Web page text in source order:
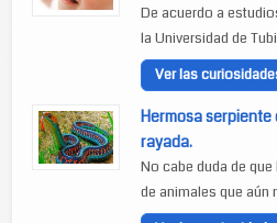
De acuerdo a
la Universidad de
Ver las
Hermosa
rayada.
No cabe duda de
de animales que aún